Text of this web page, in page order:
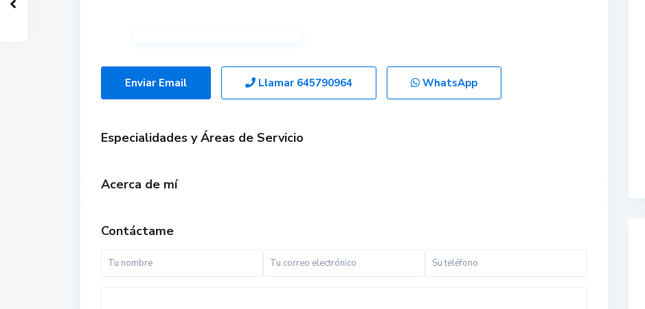
Enviar Email Llamar 645790964 WhatsApp
Especialidades y Áreas de Servicio
Acerca de mí
Contáctame